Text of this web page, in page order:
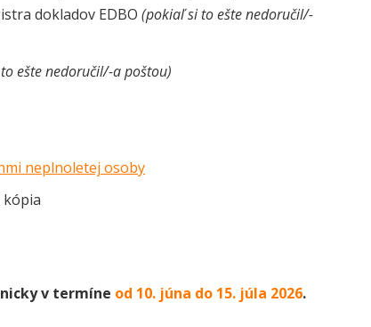
dokladov EDBO (pokiaľ si to ešte nedoručil/-
ešte nedoručil/-a poštou)
neplnoletej osoby
kópia
v termíne od 10. júna do 15. júla 2026.